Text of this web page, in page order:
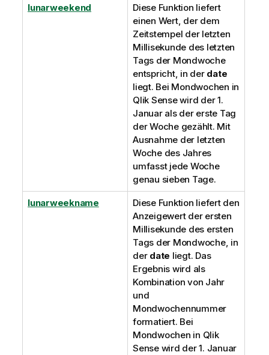
lunarweekend
Diese Funktion liefert
einen Wert, der dem
Zeitstempel der letzten
Millisekunde des letzten
Tags der Mondwoche
entspricht, in der date
liegt. Bei Mondwochen in
Qlik Sensewird der 1.
Januar als der erste Tag
der Woche gezählt. Mit
Ausnahme der letzten
Woche des Jahres
umfasst jede Woche
genau sieben Tage.
lunarweekname
Diese Funktion liefert den
Anzeigewert der ersten
Millisekunde des ersten
Tags der Mondwoche, in
der date liegt. Das
Ergebnis wird als
Kombination von Jahr
und
Mondwochennummer
formatiert. Bei
Mondwochen in Qlik
Sensewird der 1. Januar